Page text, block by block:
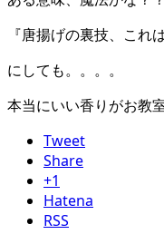
『唐揚げの裏技、こ
にしても。。。。
本当にいい香りがお教
Tweet
Share
+1
Hatena
RSS